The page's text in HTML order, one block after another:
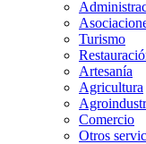
Turismo
Artesanía
Agricultura
Comercio
Otros